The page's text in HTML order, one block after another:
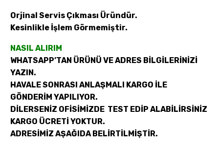
Orjinal Servis Çıkması Üründür.
Kesinlikle İşlem Görmemiştir.
NASIL ALIRIM
WHATSAPP’TAN ÜRÜNÜ VE ADRES BİLGİLERİNİZİ
YAZIN.
HAVALE SONRASI ANLAŞMALI KARGO İLE
GÖNDERİM YAPILIYOR.
DİLERSENİZ OFİSİMİZDE TEST EDİP ALABİLİRSİNİZ
KARGO ÜCRETİ YOKTUR.
ADRESİMİZ AŞAĞIDA BELİRTİLMİŞTİR.